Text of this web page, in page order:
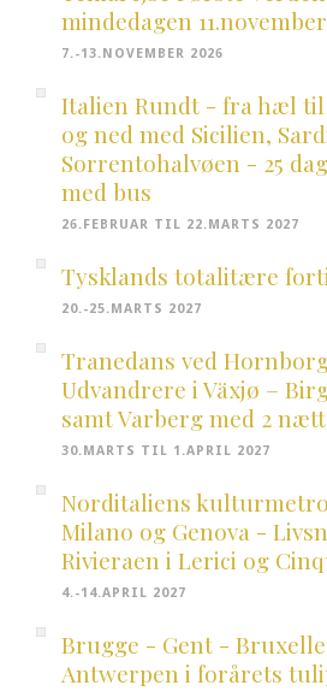
mindedagen 11.november
7.-13.NOVEMBER 2026
Italien Rundt - fra hæl til
og ned med Sicilien,
Sorrentohalvøen - 25
med bus
26.FEBRUAR TIL 22.MARTS 2027
Tysklands totalitære
20.-25.MARTS 2027
Tranedans ved
Udvandrere i Växjø –
samt Varberg med 2
30.MARTS TIL 1.APRIL 2027
Norditaliens
Milano og Genova -
Rivieraen i Lerici og
4.-14.APRIL 2027
Brugge - Gent -
Antwerpen i forårets